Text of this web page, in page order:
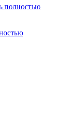
полностью